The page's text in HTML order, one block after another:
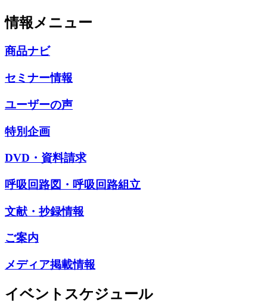
情報メニュー
商品ナビ
セミナー情報
ユーザーの声
特別企画
DVD・資料請求
呼吸回路図・呼吸回路組立
文献・抄録情報
ご案内
メディア掲載情報
イベントスケジュール